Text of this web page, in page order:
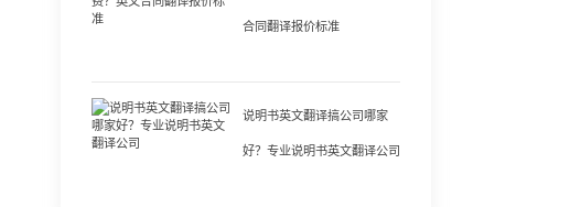
合同翻译报价标准
说明书英文翻译搞公司哪家
好？专业说明书英文翻译公司